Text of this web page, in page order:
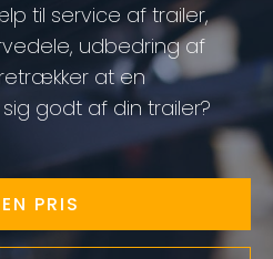
til service af trailer,
udbedring af
at en
godt af din trailer?
PRIS